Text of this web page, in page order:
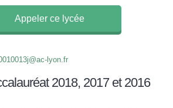
Appeler ce lycée
lyon.fr
2018, 2017 et 2016